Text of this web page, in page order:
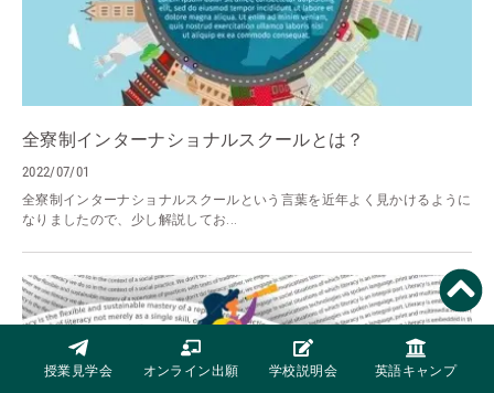
授業見学会 オンライン出願 学校説明会 英語キャンプ
全寮制インターナショナルスクールとは？
2022/07/01
全寮制インターナショナルスクールという言葉を近年よく見かけるように
なりましたので、少し解説してお...